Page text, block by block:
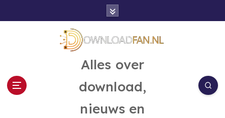
Alles over
download,
nieuws en